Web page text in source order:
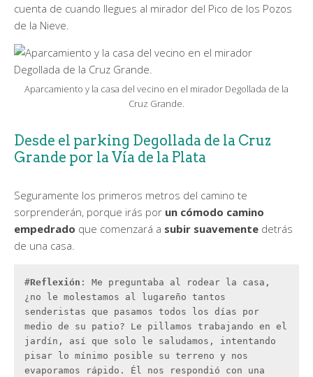
cuenta de cuando llegues al mirador del Pico de los Pozos
de la Nieve.
Aparcamiento y la casa del vecino en el mirador Degollada de la
Cruz Grande.
Desde el parking Degollada de la Cruz
Grande por la Vía de la Plata
Seguramente los primeros metros del camino te
sorprenderán, porque irás por un cómodo camino
empedrado que comenzará a subir suavemente detrás
de una casa.
#Reflexión : Me preguntaba al rodear la casa,
¿no le molestamos al lugareño tantos
senderistas que pasamos todos los días por
medio de su patio? Le pillamos trabajando en el
jardín, así que solo le saludamos, intentando
pisar lo mínimo posible su terreno y nos
evaporamos rápido. Él nos respondió con una